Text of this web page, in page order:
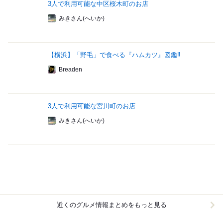
3人で利用可能な中区桜木町のお店
みきさん(へいか)
【横浜】「野毛」で食べる『ハムカツ』図鑑‼
Breaden
3人で利用可能な宮川町のお店
みきさん(へいか)
近くのグルメ情報まとめをもっと見る